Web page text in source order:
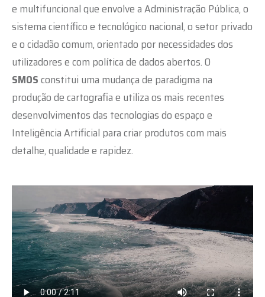
e multifuncional que envolve a Administração Pública, o
sistema científico e tecnológico nacional, o setor privado
e o cidadão comum, orientado por necessidades dos
utilizadores e com política de dados abertos. O
SMOSconstitui uma mudança de paradigma na
produção de cartografia e utiliza os mais recentes
desenvolvimentos das tecnologias do espaço e
Inteligência Artificial para criar produtos com mais
detalhe, qualidade e rapidez.
file